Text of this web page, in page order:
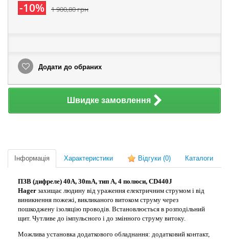
-10% 1 900,80 грн
Додати до обраних
Швидке замовлення
Інформація Характеристики Відгуки (0) Каталоги
ПЗВ (дифреле) 40A, 30mA, тип A, 4 полюси, CD440J
Hager захищає людину від ураження електричним струмом і від
виникнення пожежі, викликаного витоком струму через
пошкоджену ізоляцію проводів. Встановлюється в розподільний
щит. Чутливе до імпульсного і до змінного струму витоку.
Можлива установка додаткового обладнання: додатковий контакт,